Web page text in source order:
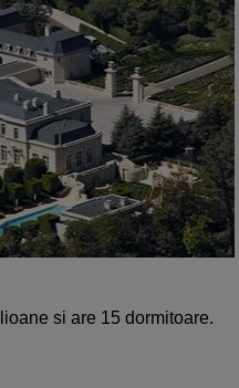
si are 15 dormitoare.